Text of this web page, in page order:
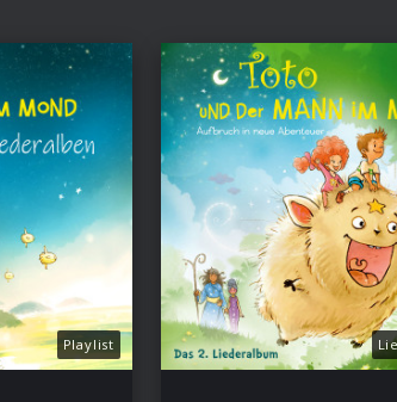
Playlist